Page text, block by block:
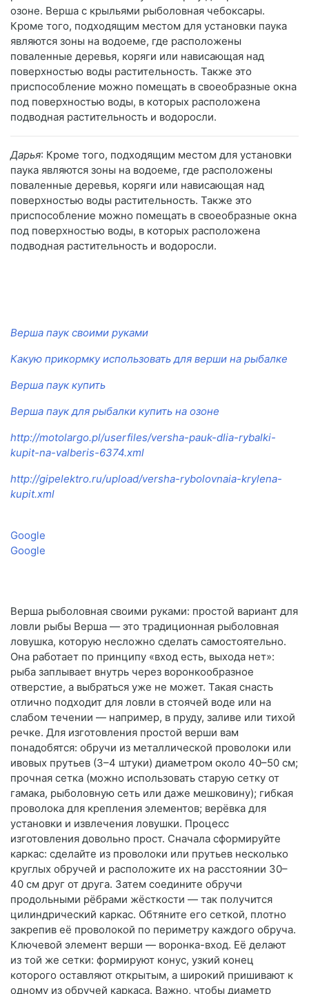
озоне. Верша с крыльями рыболовная чебоксары.
Кроме того, подходящим местом для установки паука
являются зоны на водоеме, где расположены
поваленные деревья, коряги или нависающая над
поверхностью воды растительность. Также это
приспособление можно помещать в своеобразные окна
под поверхностью воды, в которых расположена
подводная растительность и водоросли.
Дарья: Кроме того, подходящим местом для установки
паука являются зоны на водоеме, где расположены
поваленные деревья, коряги или нависающая над
поверхностью воды растительность. Также это
приспособление можно помещать в своеобразные окна
под поверхностью воды, в которых расположена
подводная растительность и водоросли.
Верша паук своими руками
Какую прикормку использовать для верши на рыбалке
Верша паук купить
Верша паук для рыбалки купить на озоне
http://motolargo.pl/userfiles/versha-pauk-dlia-rybalki-
kupit-na-valberis-6374.xml
http://gipelektro.ru/upload/versha-rybolovnaia-krylena-
kupit.xml
Google
Google
Верша рыболовная своими руками: простой вариант для
ловли рыбы Верша — это традиционная рыболовная
ловушка, которую несложно сделать самостоятельно.
Она работает по принципу «вход есть, выхода нет»:
рыба заплывает внутрь через воронкообразное
отверстие, а выбраться уже не может. Такая снасть
отлично подходит для ловли в стоячей воде или на
слабом течении — например, в пруду, заливе или тихой
речке. Для изготовления простой верши вам
понадобятся: обручи из металлической проволоки или
ивовых прутьев (3–4 штуки) диаметром около 40–50 см;
прочная сетка (можно использовать старую сетку от
гамака, рыболовную сеть или даже мешковину); гибкая
проволока для крепления элементов; верёвка для
установки и извлечения ловушки. Процесс
изготовления довольно прост. Сначала сформируйте
каркас: сделайте из проволоки или прутьев несколько
круглых обручей и расположите их на расстоянии 30–
40 см друг от друга. Затем соедините обручи
продольными рёбрами жёсткости — так получится
цилиндрический каркас. Обтяните его сеткой, плотно
закрепив её проволокой по периметру каждого обруча.
Ключевой элемент верши — воронка-вход. Её делают
из той же сетки: формируют конус, узкий конец
которого оставляют открытым, а широкий пришивают к
одному из обручей каркаса. Важно, чтобы диаметр